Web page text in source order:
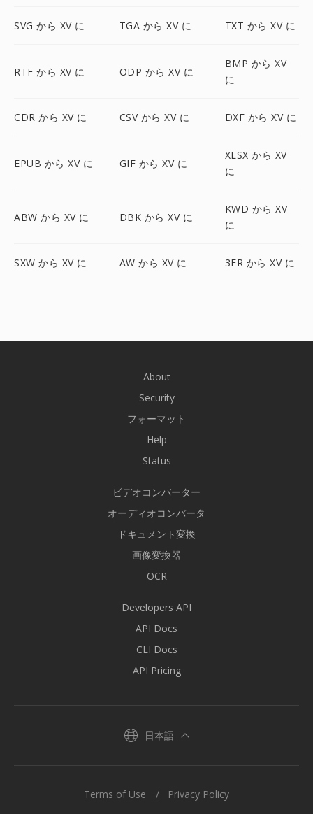
SVG から XV に TGA から XV に TXT から XV に
RTF から XV に ODP から XV に
BMP から XV
に
CDR から XV に CSV から XV に DXF から XV に
EPUB から XV に GIF から XV に
XLSX から XV
に
ABW から XV に DBK から XV に
KWD から XV
に
SXW から XV に AW から XV に 3FR から XV に
About
Security
フォーマット
Help
Status
ビデオコンバーター
オーディオコンバータ
ドキュメント変換
画像変換器
OCR
Developers API
API Docs
CLI Docs
API Pricing
日本語
Terms of Use Privacy Policy